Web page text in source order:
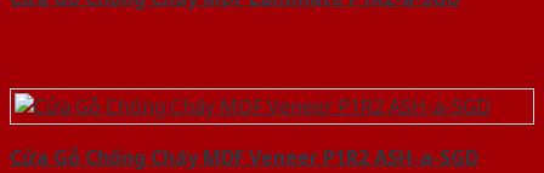
Cửa Gỗ Chống Cháy MDF Veneer P1R2 ASH-a-SGD